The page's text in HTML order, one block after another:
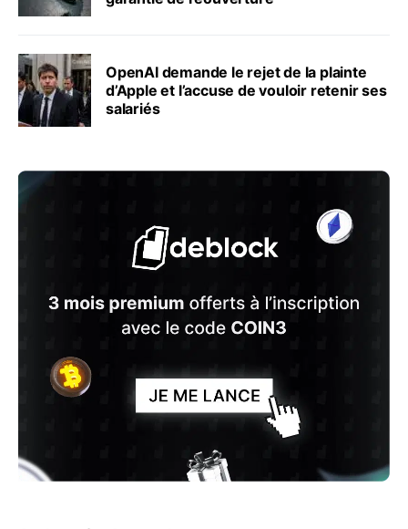
OpenAI demande le rejet de la plainte
d’Apple et l’accuse de vouloir retenir ses
salariés